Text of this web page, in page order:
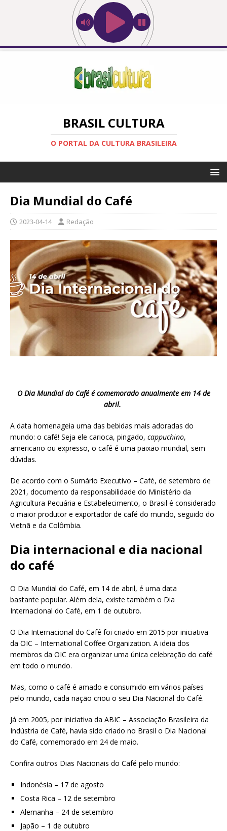
BRASIL CULTURA
O PORTAL DA CULTURA BRASILEIRA
Dia Mundial do Café
2023-04-14 Redação
O Dia Mundial do Café é comemorado anualmente em 14 de
abril.
A data homenageia uma das bebidas mais adoradas do
mundo: o café! Seja ele carioca, pingado, cappuchino,
americano ou expresso, o café é uma paixão mundial, sem
dúvidas.
De acordo com o Sumário Executivo – Café, de setembro de
2021, documento da responsabilidade do Ministério da
Agricultura Pecuária e Estabelecimento, o Brasil é considerado
o maior produtor e exportador de café do mundo, seguido do
Vietnã e da Colômbia.
Dia internacional e dia nacional
do café
O Dia Mundial do Café, em 14 de abril, é uma data
bastante popular. Além dela, existe também o Dia
Internacional do Café, em 1 de outubro.
O Dia Internacional do Café foi criado em 2015 por iniciativa
da OIC – International Coffee Organization. A ideia dos
membros da OIC era organizar uma única celebração do café
em todo o mundo.
Mas, como o café é amado e consumido em vários países
pelo mundo, cada nação criou o seu Dia Nacional do Café.
Já em 2005, por iniciativa da ABIC – Associação Brasileira da
Indústria de Café, havia sido criado no Brasil o Dia Nacional
do Café, comemorado em 24 de maio.
Confira outros Dias Nacionais do Café pelo mundo:
Indonésia – 17 de agosto
Costa Rica – 12 de setembro
Alemanha – 24 de setembro
Japão – 1 de outubro